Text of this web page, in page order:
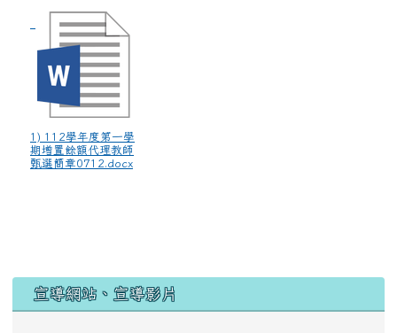
1) 112學年度第一學
期增置餘額代理教師
甄選簡章0712.docx
宣導網站、宣導影片